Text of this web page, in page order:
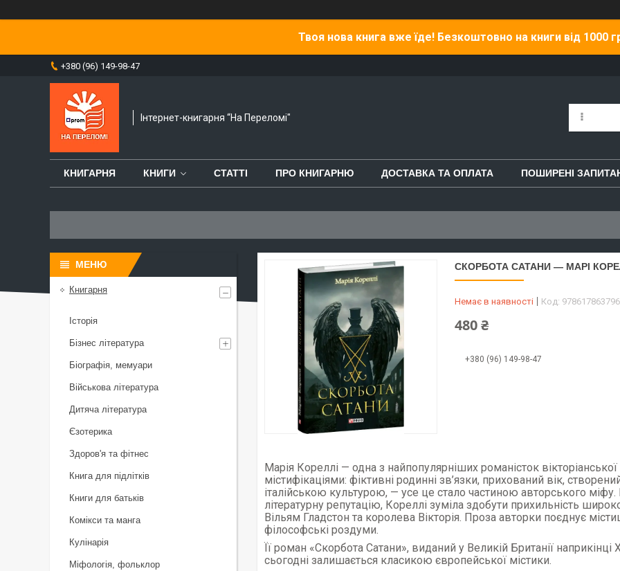
Твоя нова книга вже їде! Безкоштовно на книги від 1000
+380 (96) 149-98-47
Інтернет-книгарня “На Переломі"
КНИГАРНЯ КНИГИ СТАТТІ ПРО КНИГАРНЮ ДОСТАВКА ТА ОПЛАТА ПОШИРЕНІ
СКОРБОТА САТАНИ — МАРІ
Немає в наявності Код:
480 ₴
+380 (96) 149-98-47
Марія Кореллі — одна з найпопулярніших романісток
містифікаціями: фіктивні родинні зв’язки, прихований вік,
італійською культурою, — усе це стало частиною авторського
літературну репутацію, Кореллі зуміла здобути прихильність
Вільям Гладстон та королева Вікторія. Проза авторки поєднує
філософські роздуми.
Її роман «Скорбота Сатани», виданий у Великій Британії наприкінці
сьогодні залишається класикою європейської містики.
Книгарня
Історія
Бізнес література
Біографія, мемуари
Військова література
Дитяча література
Єзотерика
Здоров'я та фітнес
Книга для підлітків
Книги для батьків
Комікси та манга
Кулінарія
Міфологія, фольклор